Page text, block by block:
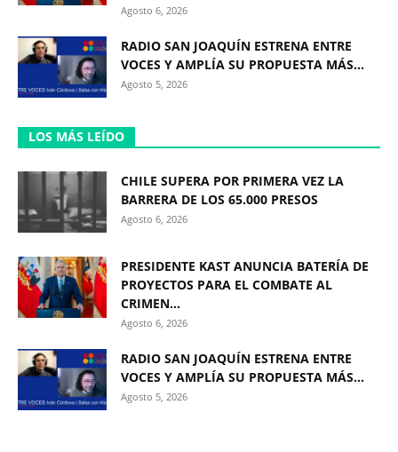
Agosto 6, 2026
RADIO SAN JOAQUÍN ESTRENA ENTRE
VOCES Y AMPLÍA SU PROPUESTA MÁS...
Agosto 5, 2026
LOS MÁS LEÍDO
CHILE SUPERA POR PRIMERA VEZ LA
BARRERA DE LOS 65.000 PRESOS
Agosto 6, 2026
PRESIDENTE KAST ANUNCIA BATERÍA DE
PROYECTOS PARA EL COMBATE AL
CRIMEN...
Agosto 6, 2026
RADIO SAN JOAQUÍN ESTRENA ENTRE
VOCES Y AMPLÍA SU PROPUESTA MÁS...
Agosto 5, 2026